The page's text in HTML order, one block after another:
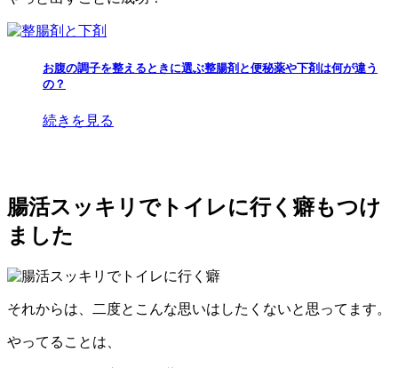
お腹の調子を整えるときに選ぶ整腸剤と便秘薬や下剤は何が違う
の？
続きを見る
腸活スッキリでトイレに行く癖もつけ
ました
それからは、二度とこんな思いはしたくないと思ってます。
やってることは、